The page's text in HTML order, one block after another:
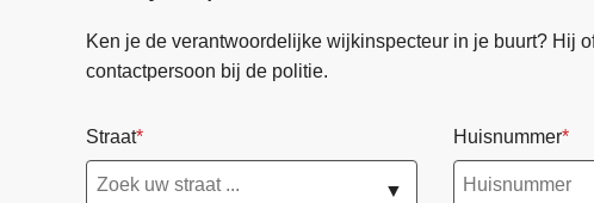
Ken je de verantwoordelijke wijkinspecteur in je buurt? Hij
contactpersoon bij de politie.
Straat
▼
Huisnummer